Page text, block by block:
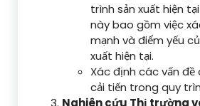
trình sản xuất hiện
này bao gồm việc
mạnh và điểm yếu
xuất hiện tại.
Xác định các vấn đề
cải tiến trong quy
Nghiên cứu Thị trường